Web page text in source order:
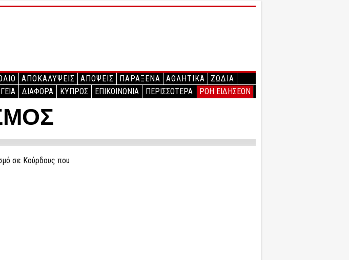
ΑΠΟΚΑΛΥΨΕΙΣ ΑΠΟΨΕΙΣ ΠΑΡΑΞΕΝΑ ΑΘΛΗΤΙΚΑ
ΖΩΔΙΑ
ΔΙΑΦΟΡΑ ΚΥΠΡΟΣ ΕΠΙΚΟΙΝΩΝΙΑ ΠΕΡΙΣΣΟΤΕΡΑ ΡΟΗ ΕΙΔΗΣΕΩΝ